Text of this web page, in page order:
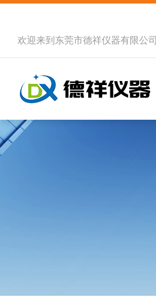
欢迎来到 东莞市德祥仪器有限公司